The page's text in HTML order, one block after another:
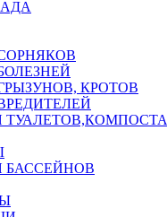
КРОТОВ
ТУАЛЕТОВ,КОМПОСТА
БАССЕЙНОВ